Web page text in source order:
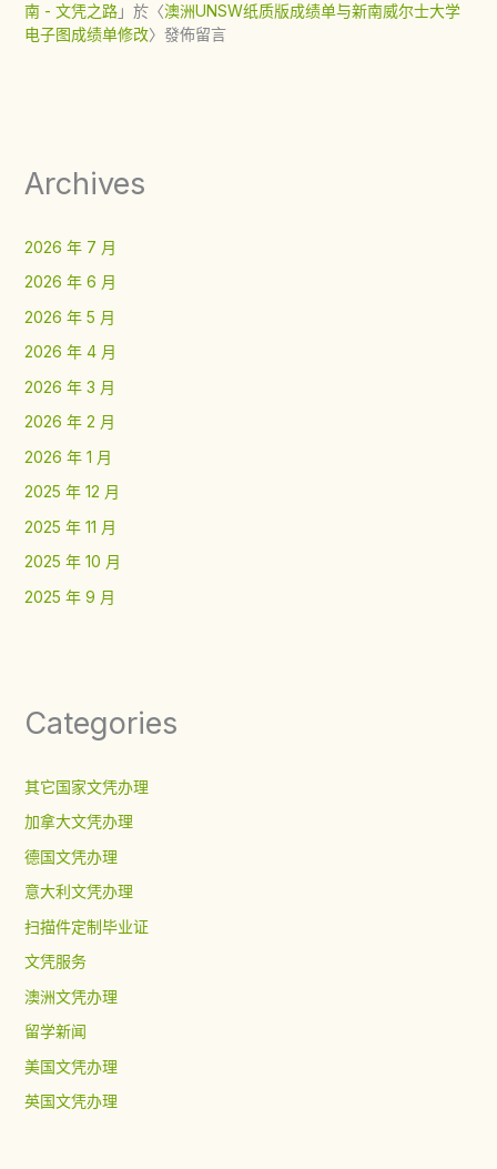
南 - 文凭之路」於〈澳洲UNSW纸质版成绩单与新南威尔士大学
电子图成绩单修改〉發佈留言
Archives
2026 年 7 月
2026 年 6 月
2026 年 5 月
2026 年 4 月
2026 年 3 月
2026 年 2 月
2026 年 1 月
2025 年 12 月
2025 年 11 月
2025 年 10 月
2025 年 9 月
Categories
其它国家文凭办理
加拿大文凭办理
德国文凭办理
意大利文凭办理
扫描件定制毕业证
文凭服务
澳洲文凭办理
留学新闻
美国文凭办理
英国文凭办理